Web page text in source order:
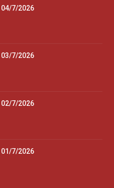
04/7/2026
03/7/2026
02/7/2026
01/7/2026